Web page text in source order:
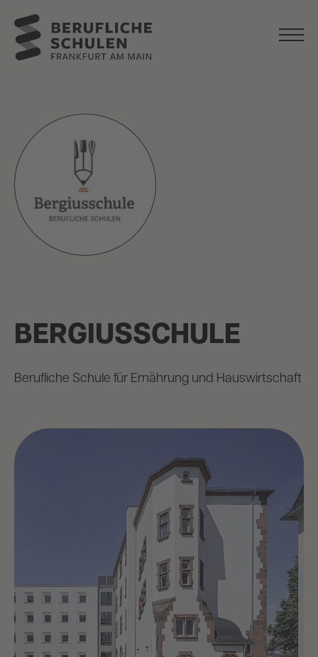
BERGIUSSCHULE
Berufliche Schule für Ernährung und Hauswirtschaft